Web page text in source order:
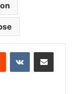
Reddit VKontakteShare via Email